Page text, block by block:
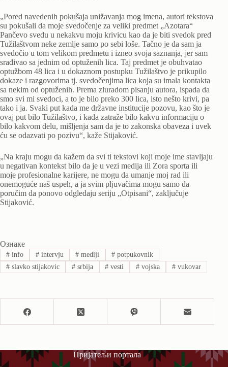
„Pored navedenih pokušaja unižavanja mog imena, autori tekstova
su pokušali da moje svedočenje za veliki predmet „Azotara“
Pančevo svedu u nekakvu moju krivicu kao da je biti svedok pred
Tužilaštvom neke zemlje samo po sebi loše. Tačno je da sam ja
svedočio u tom velikom predmetu i izneo svoja saznanja, jer sam
srađivao sa jednim od optuženih lica. Taj predmet je obuhvatao
optužbom 48 lica i u dokaznom postupku Tužilaštvo je prikupilo
dokaze i razgovorima tj. svedočenjima lica koja su imala kontakta
sa nekim od optuženih. Prema zluradom pisanju autora, ispada da
smo svi mi svedoci, a to je bilo preko 300 lica, isto nešto krivi, pa
tako i ja. Svaki put kada me državne institucije pozovu, kao što je
ovaj put bilo Tužilaštvo, i kada zatraže bilo kakvu informaciju o
bilo kakvom delu, mišljenja sam da je to zakonska obaveza i uvek
ću se odazvati po pozivu“, kaže Stijaković.
„Na kraju mogu da kažem da svi ti tekstovi koji moje ime stavljaju
u negativan kontekst bilo da je u vezi medija ili Zora sporta ili
moje profesionalne karijere, ne mogu da umanje moj rad ili
onemoguće naš uspeh, a ja svim pljuvačima mogu samo da
poručim da ponovo odgledaju seriju „Otpisani“, zaključuje
Stijaković.
Ознаке
#info #intervju # mediji # potpukovnik
#slavko stijakovic #srbija # vesti # vojska # vukovar
Пријатељи портала